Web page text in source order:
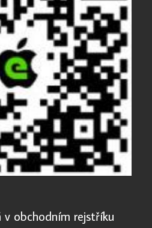
v obchodním rejstříku